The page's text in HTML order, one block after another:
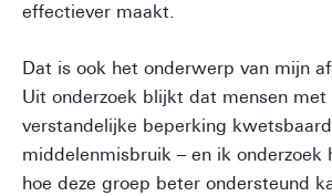
effectiever maakt.
Dat is ook het onderwerp van mijn
Uit onderzoek blijkt dat mensen met
verstandelijke beperking
middelenmisbruik – en ik onderzoek
hoe deze groep beter ondersteund